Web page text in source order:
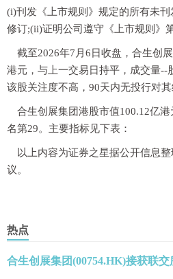
(i)刊发《上市规则》规定的所有未
修订;(ii)证明公司遵守《上市规则》
截至2026年7月6日收盘，合生创
港元，与上一交易日持平，成交量--
该股关注度不高，90天内无投行对其
合生创展集团港股市值100.12亿
名第29。主要指标见下表：
以上内容为证券之星据公开信息
议。
热点
合生创展集团(00754.HK)接获联